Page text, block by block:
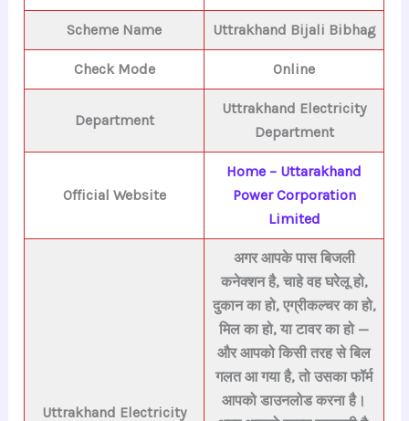
Scheme Name Uttrakhand Bijali Bibhag
Check Mode Online
Department
Uttrakhand Electricity
Department
Official Website
Home – Uttarakhand
Power Corporation
Limited
Uttrakhand Electricity
अगर आपके पास बिजली
कनेक्शन है, चाहे वह घरेलू हो,
दुकान का हो, एग्रीकल्चर का हो,
मिल का हो, या टावर का हो —
और आपको किसी तरह से बिल
गलत आ गया है, तो उसका फॉर्म
आपको डाउनलोड करना है।